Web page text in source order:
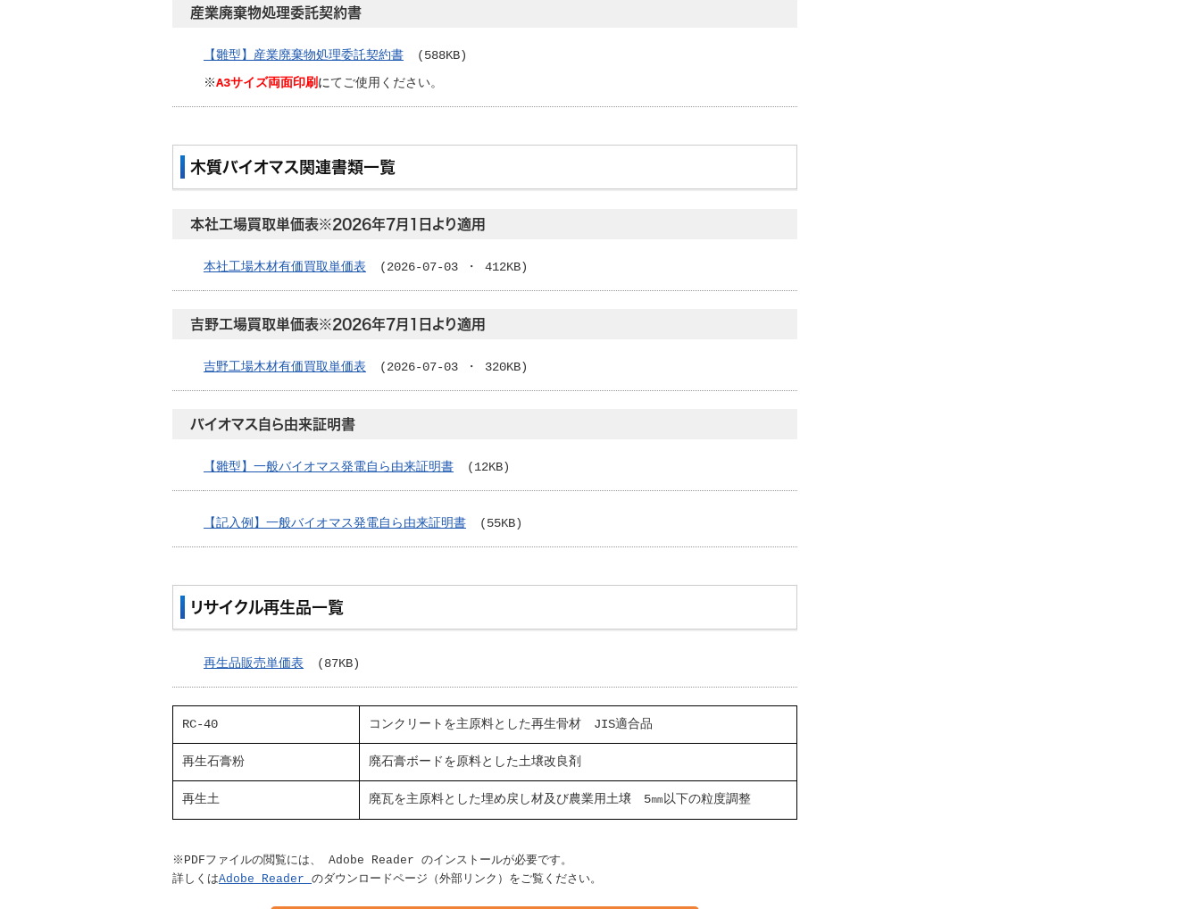
産業廃棄物処理委託契約書
【雛型】産業廃棄物処理委託契約書
(588KB)
※A3サイズ両面印刷にてご使用ください。
木質バイオマス関連書類一覧
本社工場買取単価表※2026年7月1日より適用
本社工場木材有価買取単価表 (2026-07-03 ・ 412KB)
吉野工場買取単価表※2026年7月1日より適用
吉野工場木材有価買取単価表 (2026-07-03 ・ 320KB)
バイオマス自ら由来証明書
【雛型】一般バイオマス発電自ら由来証明書 (12KB)
【記入例】一般バイオマス発電自ら由来証明書 (55KB)
リサイクル再生品一覧
再生品販売単価表 (87KB)
RC-40 コンクリートを主原料とした再生骨材 JIS適合品
再生石膏粉 廃石膏ボードを原料とした土壌改良剤
再生土 廃瓦を主原料とした埋め戻し材及び農業用土壌 5㎜以下の粒度調整
※PDFファイルの閲覧には、 Adobe Reader のインストールが必要です。
詳しくはAdobe Reader のダウンロードページ（外部リンク）をご覧ください。